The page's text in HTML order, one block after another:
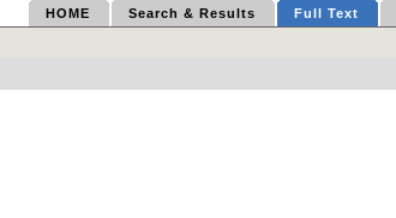
HOME Search & Results Full Text